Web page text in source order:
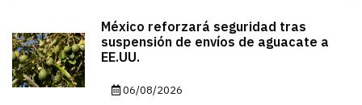
México reforzará seguridad tras
suspensión de envíos de aguacate a
EE.UU.
06/08/2026